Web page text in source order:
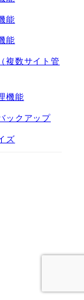
能
能
複数サイト管
機能
ックアップ
ズ